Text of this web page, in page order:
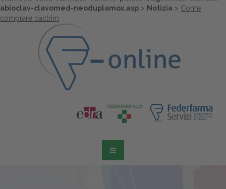
abioclav-clavomed-neoduplamox.asp > Notizia > Come
comprare bactrim